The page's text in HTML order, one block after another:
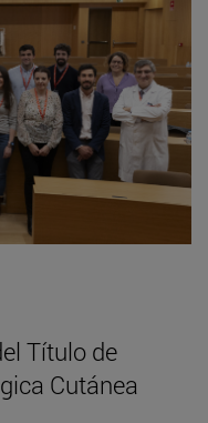
Título de
Cutánea